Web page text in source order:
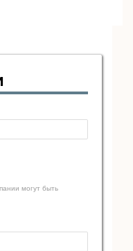
могут быть